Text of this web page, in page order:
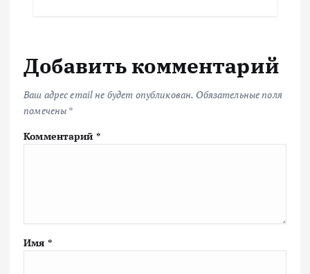
Добавить комментарий
Ваш адрес email не будет опубликован. Обязательные поля
помечены *
Комментарий *
Имя *